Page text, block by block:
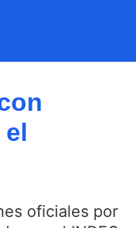
oficiales por